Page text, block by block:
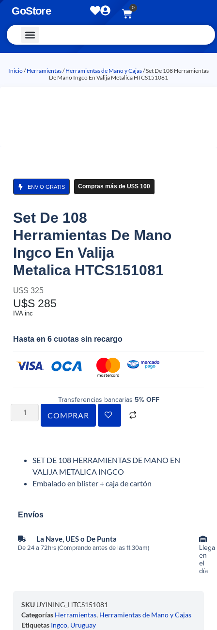
GoStore 0
Inicio/Herramientas/Herramientas de Mano y Cajas/ Set De 108 Herramientas
De Mano Ingco En Valija Metalica HTCS151081
ENVIO GRATIS Compras más de U$S 100
Set De 108
Herramientas De Mano
Ingco En Valija
Metalica HTCS151081
U$S325
U$S 285
IVA inc
Hasta en 6 cuotas sin recargo
Transferencias bancarias 5% OFF
COMPRAR
SET DE 108 HERRAMIENTAS DE MANO EN
VALIJA METALICA INGCO
Embalado en blister + caja de cartón
Envíos
La Nave, UES o De Punta
De 24 a 72hrs (Comprando antes de las 11.30am)
Llega
en
el
día
SKU UYINING_HTCS151081
Categorías Herramientas, Herramientas de Mano y Cajas
Etiquetas Ingco, Uruguay